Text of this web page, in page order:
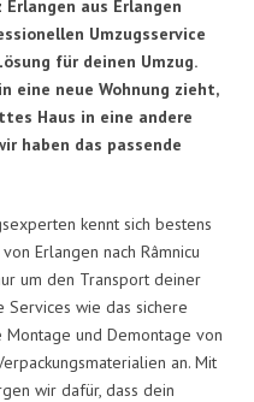
aus Erlangen
Umzugsservice
für deinen Umzug.
eine neue Wohnung zieht,
Haus in eine andere
haben das passende
kennt sich bestens
Erlangen nach Râmnicu
um den Transport deiner
wie das sichere
Montage und Demontage von
an. Mit
wir dafür, dass dein